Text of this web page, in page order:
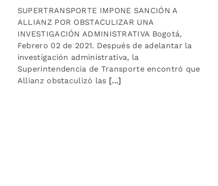
SUPERTRANSPORTE IMPONE SANCIÓN A
ALLIANZ POR OBSTACULIZAR UNA
INVESTIGACIÓN ADMINISTRATIVA Bogotá,
Febrero 02 de 2021. Después de adelantar la
investigación administrativa, la
Superintendencia de Transporte encontró que
Allianz obstaculizó las [...]